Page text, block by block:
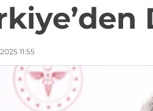
11:55